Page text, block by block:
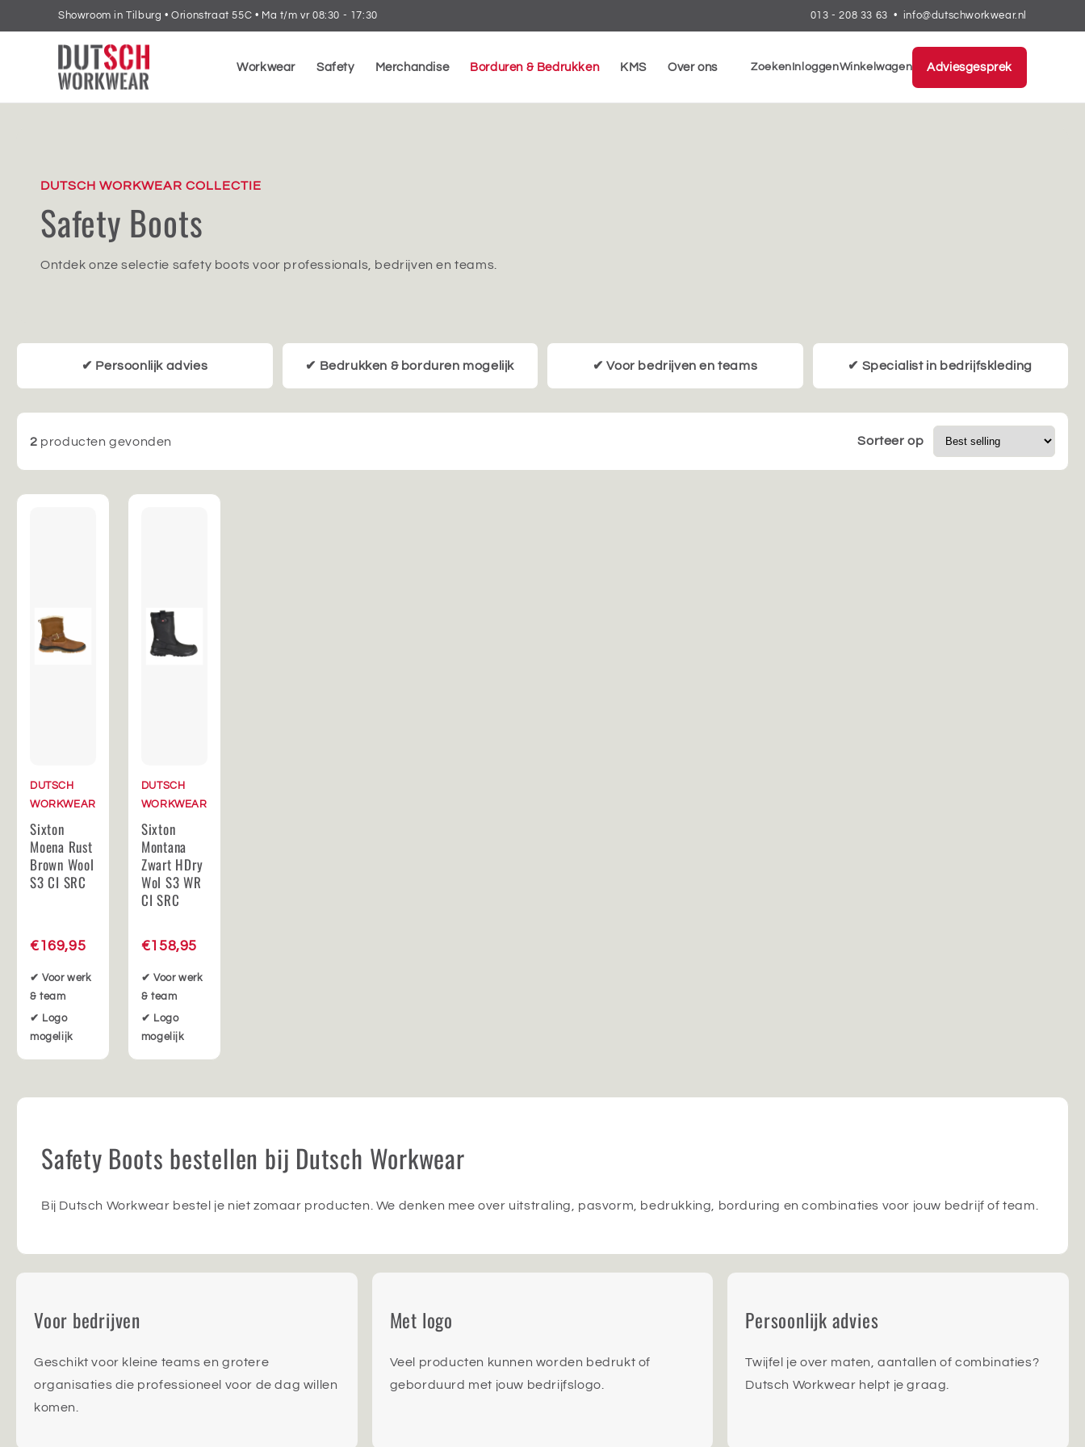
Skip toShowroom in Tilburg • Orionstraat 55C • Ma t/m vr 08:30 - 17:30 013 - 208 33 63 • info@dutschworkwear.nl
Workwear Safety Merchandise Borduren & Bedrukken KMS Over ons ZoekenInloggenWinkelwagen Adviesgesprek
DUTSCH WORKWEAR COLLECTIE
Safety Boots
Ontdek onze selectie safety boots voor professionals, bedrijven en teams.
✔ Persoonlijk advies ✔ Bedrukken & borduren mogelijk ✔ Voor bedrijven en teams ✔ Specialist in bedrijfskleding
2 producten gevonden Sorteer op
DUTSCH
WORKWEAR
Sixton
Moena Rust
Brown Wool
S3 CI SRC
€169,95
✔ Voor werk
& team
✔ Logo
mogelijk
DUTSCH
WORKWEAR
Sixton
Montana
Zwart HDry
Wol S3 WR
CI SRC
€158,95
✔ Voor werk
& team
✔ Logo
mogelijk
Safety Boots bestellen bij Dutsch Workwear
Bij Dutsch Workwear bestel je niet zomaar producten. We denken mee over uitstraling, pasvorm, bedrukking, borduring en combinaties voor jouw bedrijf of team.
Voor bedrijven
Geschikt voor kleine teams en grotere
organisaties die professioneel voor de dag willen
komen.
Met logo
Veel producten kunnen worden bedrukt of
geborduurd met jouw bedrijfslogo.
Persoonlijk advies
Twijfel je over maten, aantallen of combinaties?
Dutsch Workwear helpt je graag.